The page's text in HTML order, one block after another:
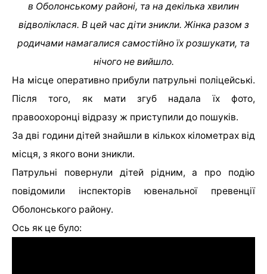
в Оболонському районі, та на декілька хвилин
відволіклася. В цей час діти зникли. Жінка разом з
родичами намагалися самостійно їх розшукати, та
нічого не вийшло.
На місце оперативно прибули патрульні поліцейські.
Після того, як мати згуб надала їх фото,
правоохоронці відразу ж приступили до пошуків.
За дві години дітей знайшли в кількох кілометрах від
місця, з якого вони зникли.
Патрульні повернули дітей рідним, а про подію
повідомили інспекторів ювенальної превенції
Оболонського району.
Ось як це було: